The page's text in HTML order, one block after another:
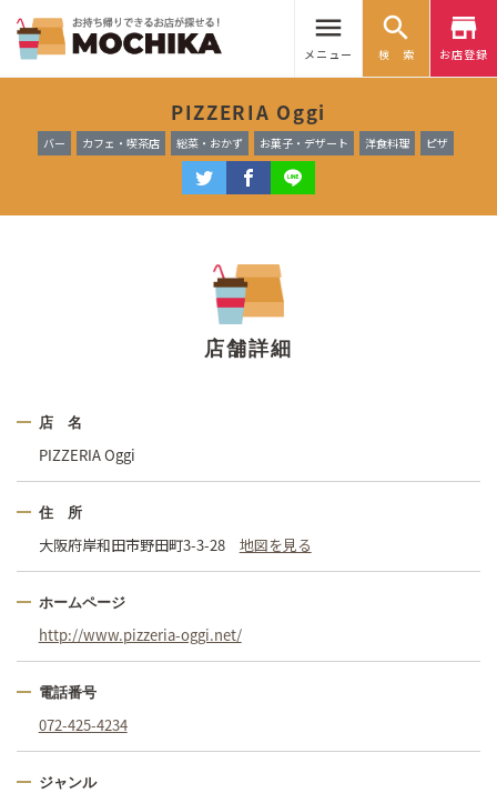
menu
メニュー
search
検 索
store
お店登録
PIZZERIA Oggi
バー カフェ・喫茶店 総菜・おかず お菓子・デザート 洋食料理 ピザ
店舗詳細
店 名
PIZZERIA Oggi
住 所
大阪府岸和田市野田町3-3-28 地図を見る
ホームページ
http://www.pizzeria-oggi.net/
電話番号
072-425-4234
ジャンル